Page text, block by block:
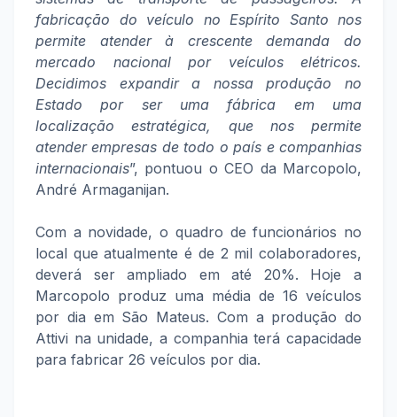
fabricação do veículo no Espírito Santo nos
permite atender à crescente demanda do
mercado nacional por veículos elétricos.
Decidimos expandir a nossa produção no
Estado por ser uma fábrica em uma
localização estratégica, que nos permite
atender empresas de todo o país e companhias
internacionais”, pontuou o CEO da Marcopolo,
André Armaganijan.
Com a novidade, o quadro de funcionários no
local que atualmente é de 2 mil colaboradores,
deverá ser ampliado em até 20%. Hoje a
Marcopolo produz uma média de 16 veículos
por dia em São Mateus. Com a produção do
Attivi na unidade, a companhia terá capacidade
para fabricar 26 veículos por dia.